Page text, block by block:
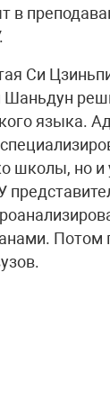
Си
языка.
школы, но
Потом